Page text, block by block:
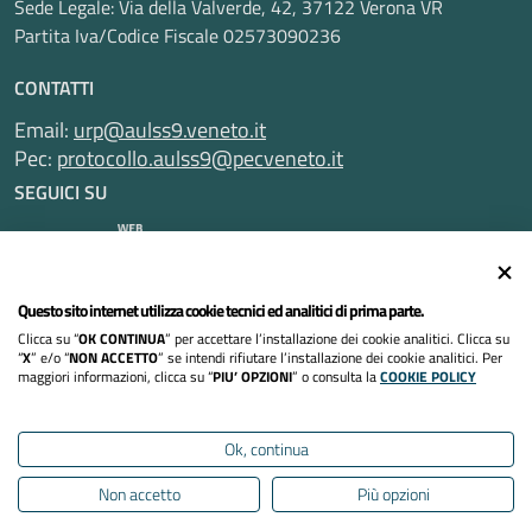
Sede Legale: Via della Valverde, 42, 37122 Verona VR
Partita Iva/Codice Fiscale 02573090236
CONTATTI
Email: urp@aulss9.veneto.it
Pec: protocollo.aulss9@pecveneto.it
SEGUICI SU
Informativa privacy
Dichiarazione di accessibilità
Mappa del sito
Questo sito internet utilizza cookie tecnici ed analitici di prima parte.
Clicca su “OK CONTINUA” per accettare l’installazione dei cookie analitici. Clicca su
“X” e/o “NON ACCETTO” se intendi rifiutare l’installazione dei cookie analitici. Per
maggiori informazioni, clicca su “PIU’ OPZIONI” o consulta laCOOKIE POLICY
Ok, continua
Non accetto
Più opzioni